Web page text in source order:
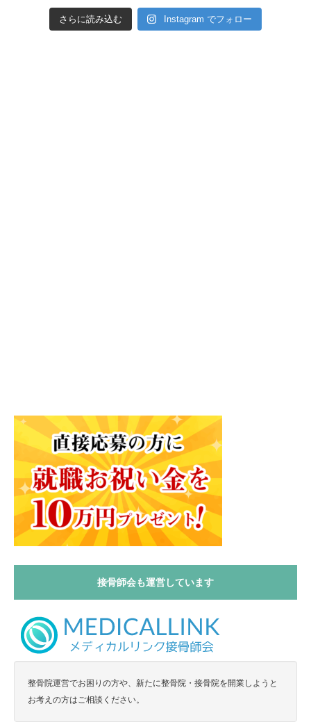
さらに読み込む Instagram でフォロー
接骨師会も運営しています
整骨院運営でお困りの方や、新たに整骨院・接骨院を開業しようと
お考えの方はご相談ください。